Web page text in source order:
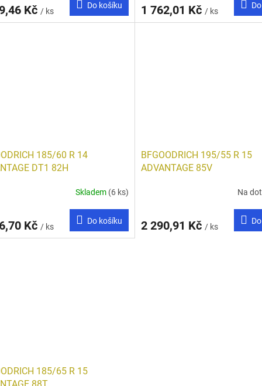
Kč / ks
Do košíku 1 762,01 Kč / ks
185/60 R 14
DT1 82H
Skladem (6 ks)
Kč / ks
Do košíku
BFGOODRICH 195/55 R 15
ADVANTAGE 85V
Na
2 290,91 Kč / ks
185/65 R 15